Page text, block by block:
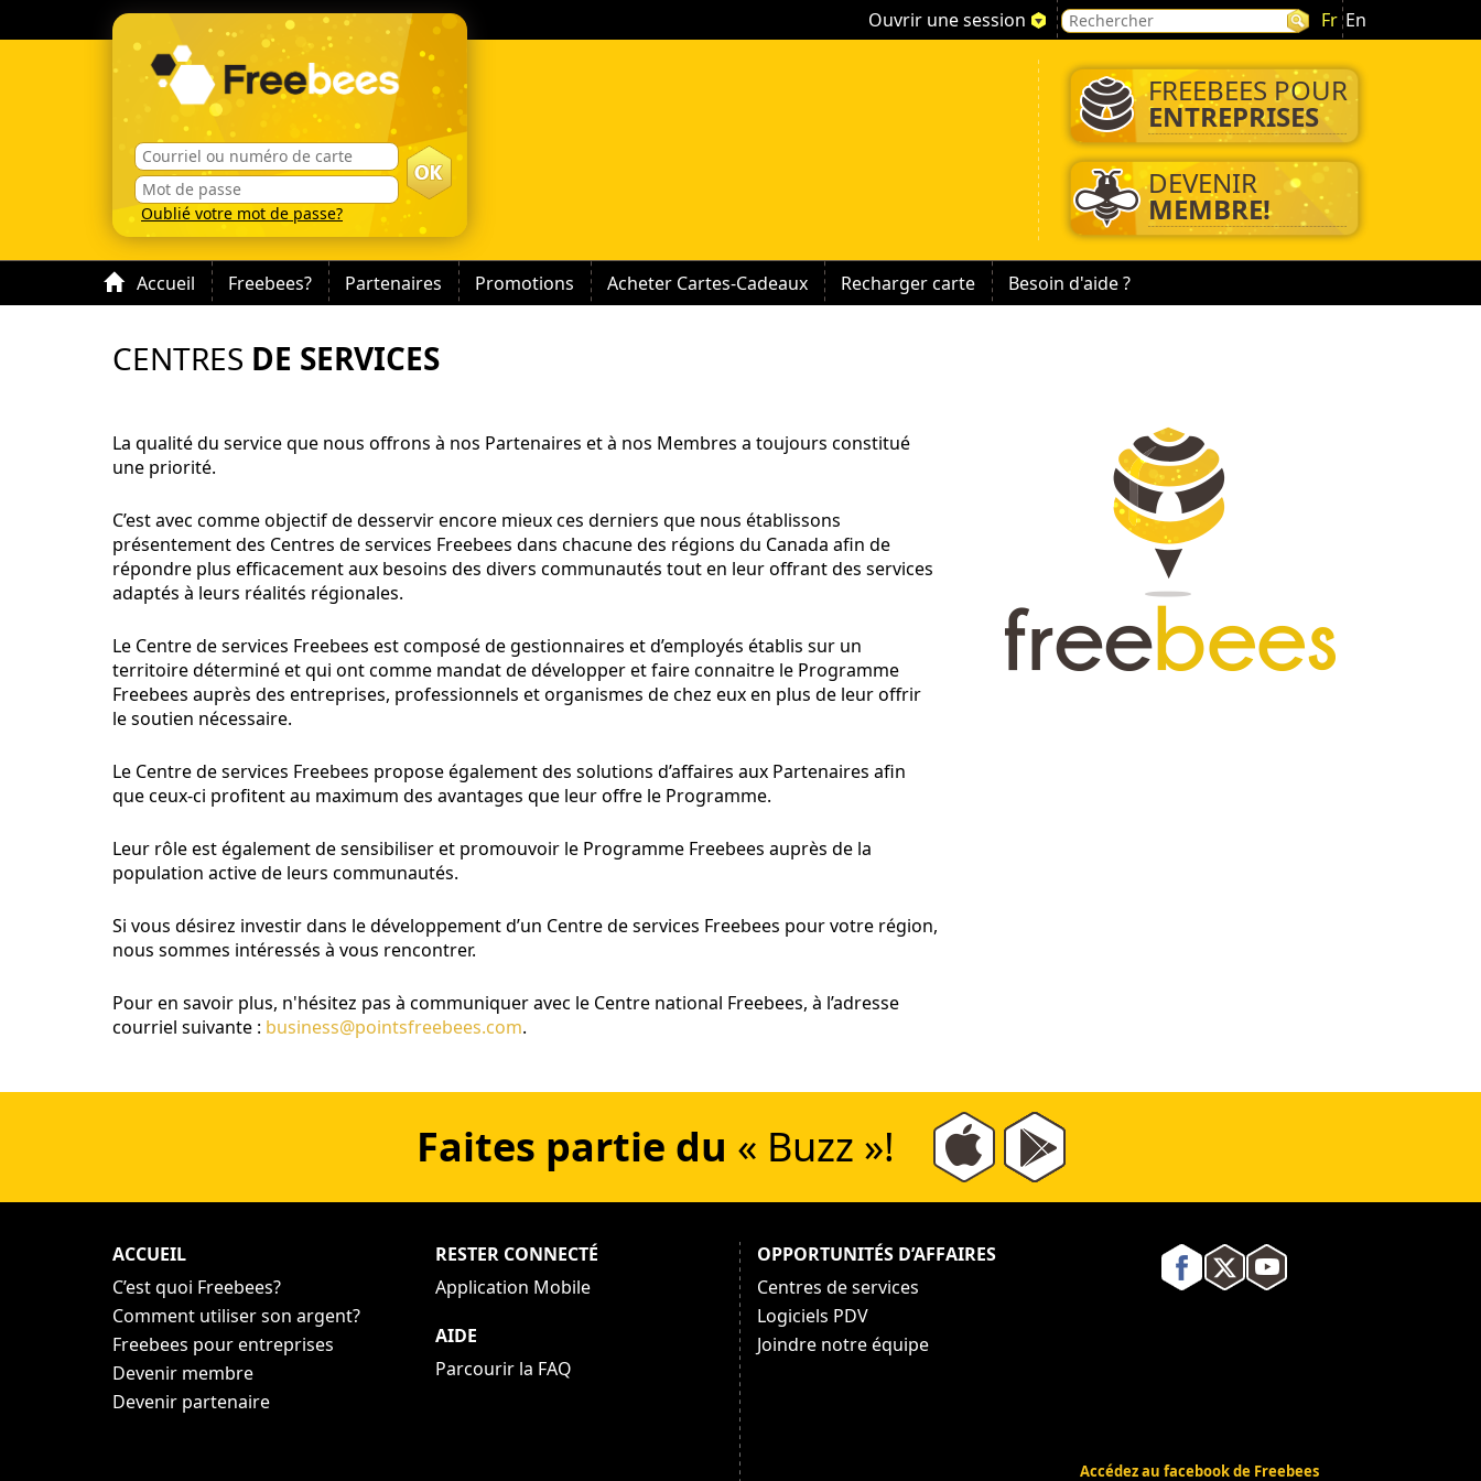
Ouvrir une session Fr En
Oublié votre mot de passe?
FREEBEES POUR
ENTREPRISES
DEVENIR
MEMBRE!
Accueil Freebees? Partenaires Promotions Acheter Cartes-Cadeaux Recharger carte Besoin d'aide ?
CENTRES DE SERVICES
La qualité du service que nous offrons à nos Partenaires et à nos Membres a toujours constitué
une priorité.
C’est avec comme objectif de desservir encore mieux ces derniers que nous établissons
présentement des Centres de services Freebees dans chacune des régions du Canada afin de
répondre plus efficacement aux besoins des divers communautés tout en leur offrant des services
adaptés à leurs réalités régionales.
Le Centre de services Freebees est composé de gestionnaires et d’employés établis sur un
territoire déterminé et qui ont comme mandat de développer et faire connaitre le Programme
Freebees auprès des entreprises, professionnels et organismes de chez eux en plus de leur offrir
le soutien nécessaire.
Le Centre de services Freebees propose également des solutions d’affaires aux Partenaires afin
que ceux-ci profitent au maximum des avantages que leur offre le Programme.
Leur rôle est également de sensibiliser et promouvoir le Programme Freebees auprès de la
population active de leurs communautés.
Si vous désirez investir dans le développement d’un Centre de services Freebees pour votre région,
nous sommes intéressés à vous rencontrer.
Pour en savoir plus, n'hésitez pas à communiquer avec le Centre national Freebees, à l’adresse
courriel suivante :
.
Faites partie du « Buzz »!
ACCUEIL
C’est quoi Freebees?
Comment utiliser son argent?
Freebees pour entreprises
Devenir membre
Devenir partenaire
RESTER CONNECTÉ
Application Mobile
AIDE
Parcourir la FAQ
OPPORTUNITÉS D’AFFAIRES
Centres de services
Logiciels PDV
Joindre notre équipe
Accédez au facebook de Freebees